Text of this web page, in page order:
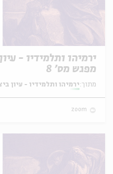
מפגש מס' 8
מתוך: ירמיהו ותלמידיו - עיון
zoom